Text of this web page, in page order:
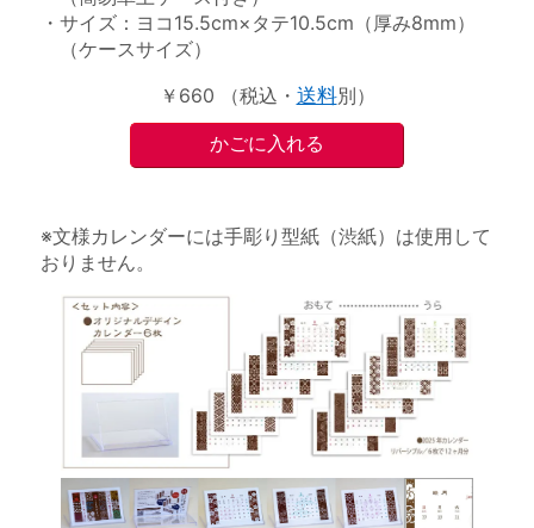
・サイズ：ヨコ15.5cm×タテ10.5cm（厚み8mm）
（ケースサイズ）
￥660 （税込・ 送料別）
※文様カレンダーには手彫り型紙（渋紙）は使用して
おりません。